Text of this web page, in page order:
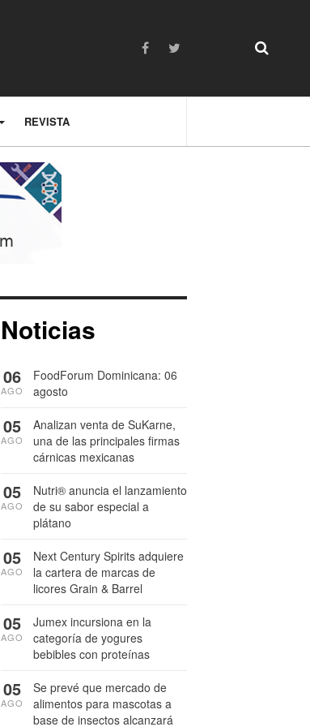
REVISTA
Noticias
FoodForum Dominicana: 06
agosto
06
AGO
Analizan venta de SuKarne,
una de las principales firmas
cárnicas mexicanas
05
AGO
Nutri® anuncia el lanzamiento
de su sabor especial a
plátano
05
AGO
Next Century Spirits adquiere
la cartera de marcas de
licores Grain & Barrel
05
AGO
Jumex incursiona en la
categoría de yogures
bebibles con proteínas
05
AGO
Se prevé que mercado de
alimentos para mascotas a
base de insectos alcanzará
05
AGO